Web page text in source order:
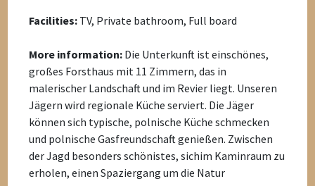
Facilities: TV, Private bathroom, Full board
More information: Die Unterkunft ist einschönes,
großes Forsthaus mit 11 Zimmern, das in
malerischer Landschaft und im Revier liegt. Unseren
Jägern wird regionale Küche serviert. Die Jäger
können sich typische, polnische Küche schmecken
und polnische Gasfreundschaft genießen. Zwischen
der Jagd besonders schönistes, sichim Kaminraum zu
erholen, einen Spaziergang um die Natur